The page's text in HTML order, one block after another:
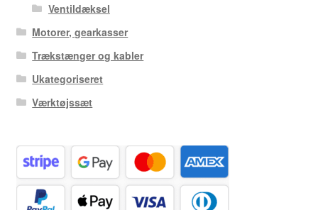
Ventildæksel
Motorer, gearkasser
Trækstænger og kabler
Ukategoriseret
Værktøjssæt